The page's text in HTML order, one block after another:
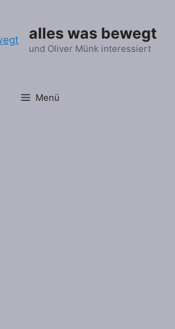
alles was bewegt
und Oliver Münk interessiert
Menü